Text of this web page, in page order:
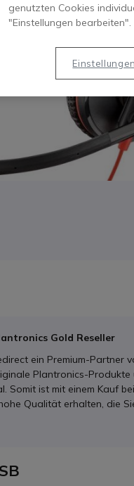
Gold Reseller
ein Premium-Partner
Plantronics-
Somit ist mit einem Kauf
Qualität erhalten, die
genutzten Cookies
"Einstellungen